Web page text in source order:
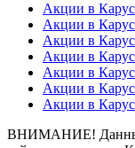
Акции в
Акции в
Акции в
Акции в
Акции в
Акции в
Акции в
ВНИМАНИЕ! Данный